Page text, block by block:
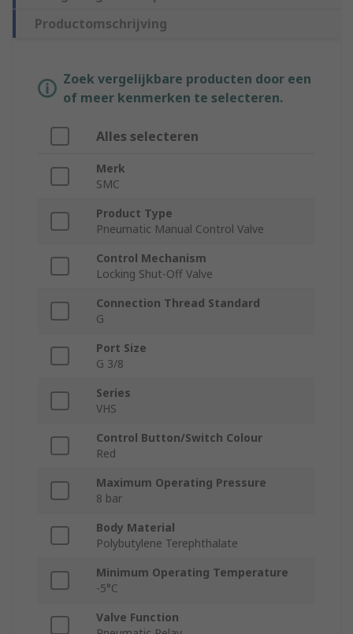
Productomschrijving
Zoek vergelijkbare producten door een
of meer kenmerken te selecteren.
Alles selecteren
Merk
SMC
Product Type
Pneumatic Manual Control Valve
Control Mechanism
Locking Shut-Off Valve
Connection Thread Standard
G
Port Size
G 3/8
Series
VHS
Control Button/Switch Colour
Red
Maximum Operating Pressure
8 bar
Body Material
Polybutylene Terephthalate
Minimum Operating Temperature
-5°C
Valve Function